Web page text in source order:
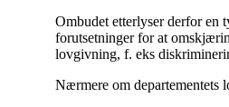
Ombudet etterlyser derfor en
forutsetninger for at
lovgivning, f. eks
Nærmere om departementets